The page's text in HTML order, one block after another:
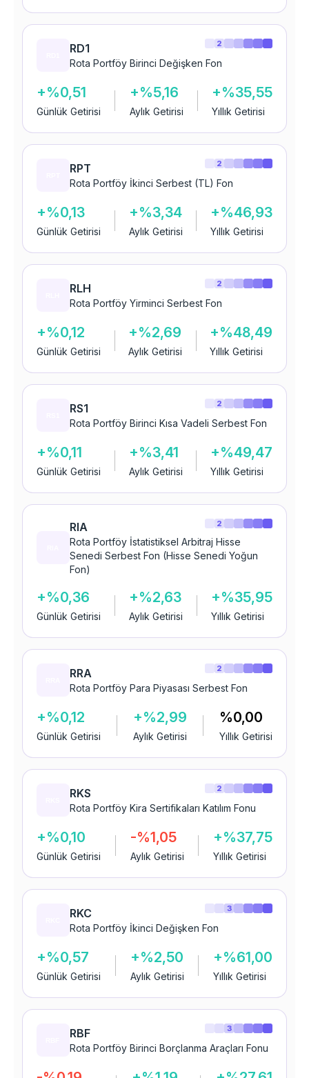
RD1
Rota Portföy Birinci Değişken Fon
+%0,51
Günlük Getirisi
+%5,16
Aylık Getirisi
+%35,55
Yıllık Getirisi
2
RPT
Rota Portföy İkinci Serbest (TL) Fon
+%0,13
Günlük Getirisi
+%3,34
Aylık Getirisi
+%46,93
Yıllık Getirisi
2
RLH
Rota Portföy Yirminci Serbest Fon
+%0,12
Günlük Getirisi
+%2,69
Aylık Getirisi
+%48,49
Yıllık Getirisi
2
RS1
Rota Portföy Birinci Kısa Vadeli Serbest Fon
+%0,11
Günlük Getirisi
+%3,41
Aylık Getirisi
+%49,47
Yıllık Getirisi
2
RIA
Rota Portföy İstatistiksel Arbitraj Hisse
Senedi Serbest Fon (Hisse Senedi Yoğun
Fon)
+%0,36
Günlük Getirisi
+%2,63
Aylık Getirisi
+%35,95
Yıllık Getirisi
2
RRA
Rota Portföy Para Piyasası Serbest Fon
+%0,12
Günlük Getirisi
+%2,99
Aylık Getirisi
%0,00
Yıllık Getirisi
2
RKS
Rota Portföy Kira Sertifikaları Katılım Fonu
+%0,10
Günlük Getirisi
-%1,05
Aylık Getirisi
+%37,75
Yıllık Getirisi
2
RKC
Rota Portföy İkinci Değişken Fon
+%0,57
Günlük Getirisi
+%2,50
Aylık Getirisi
+%61,00
Yıllık Getirisi
3
RBF
Rota Portföy Birinci Borçlanma Araçları Fonu
3